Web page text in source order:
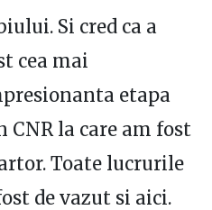
Si cred ca a
cea mai
etapa
CNR la care am fost
Toate lucrurile
de vazut si aici.